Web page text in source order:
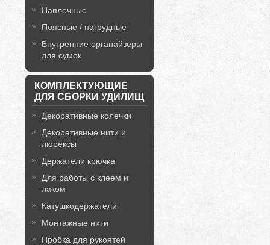
Наплечные
Поясные / нагрудные
Внутренние органайзеры
для сумок
КОМПЛЕКТУЮЩИЕ
ДЛЯ СБОРКИ УДИЛИЩ
Декоративные колечки
Декоративные нити и
люрексы
Держатели крючка
Для работы с клеем и
лаком
Катушкодержатели
Монтажные нити
Пробка для рукоятей